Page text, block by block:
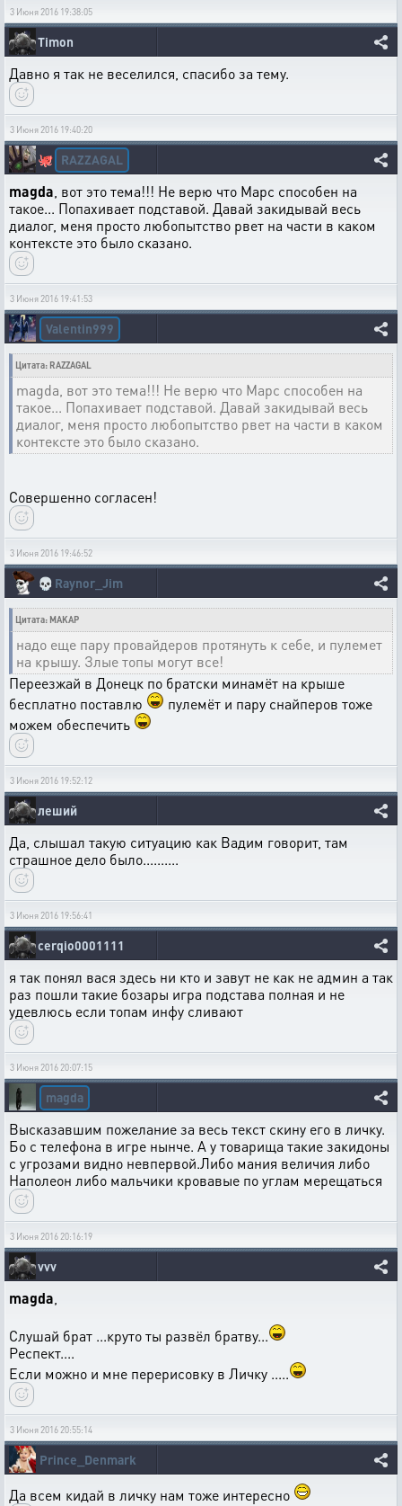
3 Июня 2016 19:38:05
Timon
Давно я так не веселился, спасибо за тему.
3 Июня 2016 19:40:20
🐙 RAZZAGAL
magda , вот это тема!!! Не верю что Марс способен на
такое... Попахивает подставой. Давай закидывай весь
диалог, меня просто любопытство рвет на части в каком
контексте это было сказано.
3 Июня 2016 19:41:53
Valentin999
Цитата: RAZZAGAL
magda, вот это тема!!! Не верю что Марс способен на
такое... Попахивает подставой. Давай закидывай весь
диалог, меня просто любопытство рвет на части в каком
контексте это было сказано.
Совершенно согласен!
3 Июня 2016 19:46:52
💀 Raynor_Jim
Цитата: MAKAP
надо еще пару провайдеров протянуть к себе, и пулемет
на крышу. Злые топы могут все!
Переезжай в Донецк по братски минамёт на крыше
бесплатно поставлю
пулемёт и пару снайперов тоже
можем обеспечить
3 Июня 2016 19:52:12
леший
Да, слышал такую ситуацию как Вадим говорит, там
страшное дело было..........
3 Июня 2016 19:56:41
cerqio0001111
я так понял вася здесь ни кто и завут не как не админ а так
раз пошли такие бозары игра подстава полная и не
удевлюсь если топам инфу сливают
3 Июня 2016 20:07:15
magda
Высказавшим пожелание за весь текст скину его в личку.
Бо с телефона в игре нынче. А у товарища такие закидоны
с угрозами видно невпервой.Либо мания величия либо
Наполеон либо мальчики кровавые по углам мерещаться
3 Июня 2016 20:16:19
vvv
magda
Слушай брат ...круто ты развёл братву...
Респект....
Если можно и мне перерисовку в Личку .....
3 Июня 2016 20:55:14
Prince_Denmark
Да всем кидай в личку нам тоже интересно